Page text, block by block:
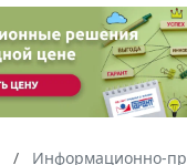
Информационно-